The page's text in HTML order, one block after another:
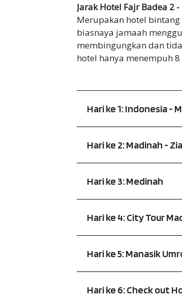
Jarak Hotel Fajr Badea 2
Merupakan hotel
biasnaya jamaah
membingungkan dan
hotel hanya menempuh
Hari ke 1: Indonesia -
Hari ke 2: Madinah -
Hari ke 3: Medinah
Hari ke 4: City Tour
Hari ke 5: Manasik
Hari ke 6: Check out